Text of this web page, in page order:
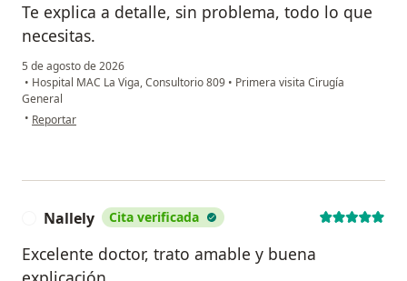
Te explica a detalle, sin problema, todo lo que
necesitas.
5 de agosto de 2026
• Hospital MAC La Viga, Consultorio 809 • Primera visita Cirugía
General
• en opinión del usuario Aldo
Reportar
Nallely Cita verificada
Excelente doctor, trato amable y buena